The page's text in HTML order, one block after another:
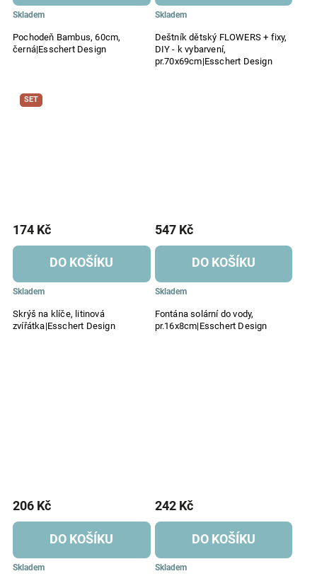
Pochodeň Bambus, 60cm,
černá|Esschert Design
Skladem
Deštník dětský FLOWERS + fixy,
DIY - k vybarvení,
pr.70x69cm|Esschert Design
Skladem
SET
Skrýš na klíče, litinová
zvířátka|Esschert Design
Skladem
174 Kč
DO KOŠÍKU
Fontána solární do vody,
pr.16x8cm|Esschert Design
Skladem
547 Kč
DO KOŠÍKU
Skladem
206 Kč
DO KOŠÍKU
Skladem
242 Kč
DO KOŠÍKU